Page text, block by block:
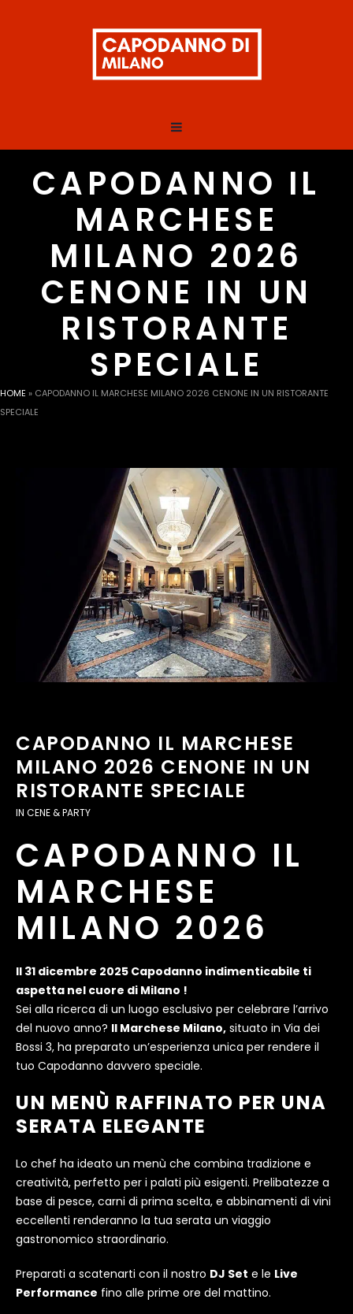
CAPODANNO IL
MARCHESE
MILANO 2026
CENONE IN UN
RISTORANTE
SPECIALE
HOME » CAPODANNO IL MARCHESE MILANO 2026 CENONE IN UN RISTORANTE
SPECIALE
CAPODANNO IL MARCHESE
MILANO 2026 CENONE IN UN
RISTORANTE SPECIALE
IN CENE & PARTY
CAPODANNO IL
MARCHESE
MILANO 2026
Il 31 dicembre 2025 Capodanno indimenticabile ti
aspetta nel cuore di Milano !
Sei alla ricerca di un luogo esclusivo per celebrare l’arrivo
del nuovo anno? Il Marchese Milano, situato in Via dei
Bossi 3, ha preparato un’esperienza unica per rendere il
tuo Capodanno davvero speciale.
UN MENÙ RAFFINATO PER UNA
SERATA ELEGANTE
Lo chef ha ideato un menù che combina tradizione e
creatività, perfetto per i palati più esigenti. Prelibatezze a
base di pesce, carni di prima scelta, e abbinamenti di vini
eccellenti renderanno la tua serata un viaggio
gastronomico straordinario.
Preparati a scatenarti con il nostro DJ Set e le Live
Performance fino alle prime ore del mattino.